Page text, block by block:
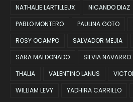
NATHALIE LARTILLEUX
NICANDO DIAZ
PABLO MONTERO
PAULINA GOTO
ROSY OCAMPO
SALVADOR MEJIA
SARA MALDONADO
SILVIA NAVARRO
THALIA
VALENTINO LANUS
WILLIAM LEVY
YADHIRA CARRILLO